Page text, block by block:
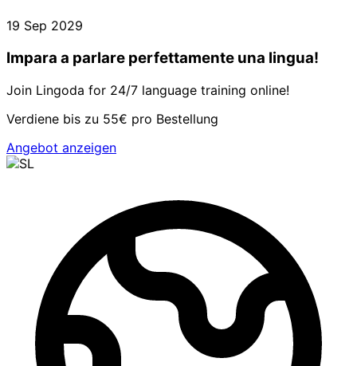
19 Sep 2029
Impara a parlare perfettamente una lingua!
Join Lingoda for 24/7 language training online!
Verdiene bis zu 55€ pro Bestellung
Angebot anzeigen